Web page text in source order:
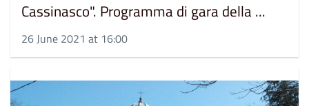
Cassinasco". Programma di gara della ...
26 June 2021 at 16:00